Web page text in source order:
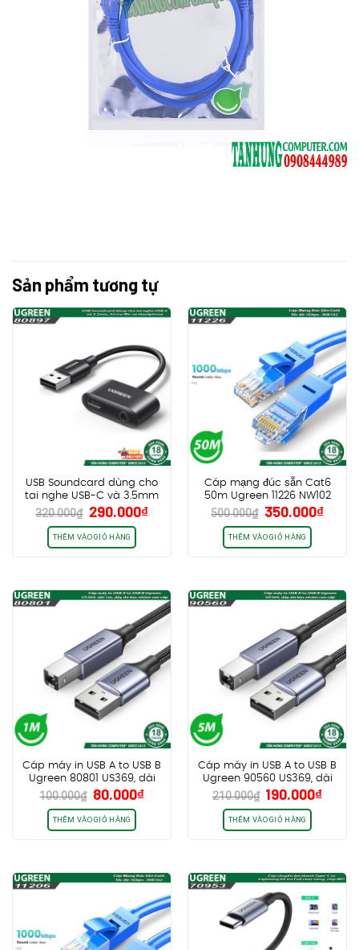
Sản phẩm tương tự
USB Soundcard dùng cho
tai nghe USB-C và 3.5mm
Ugreen 80897
320.000₫ Giá
gốc
là:
320.000₫.
290.000₫Giá
THÊM VÀO GIỎ HÀNG
Cáp mạng đúc sẵn Cat6
50m Ugreen 11226 NW102
500.000₫ Giá
gốc
là:
500.000₫.
350.000₫Giá
THÊM VÀO GIỎ HÀNG
Cáp máy in USB A to USB B
Ugreen 80801 US369, dài
1m, dây dù bọc nhôm cao
cấp
100.000₫ Giá
gốc
là:
100.000₫.
80.000₫Giá
THÊM VÀO GIỎ HÀNG
Cáp máy in USB A to USB B
Ugreen 90560 US369, dài
5m, dây dù bọc nhôm cao
cấp
210.000₫ Giá
gốc
là:
210.000₫.
190.000₫Giá
THÊM VÀO GIỎ HÀNG